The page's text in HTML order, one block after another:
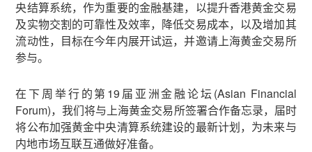
央结算系统，作为重要的金融基建，以提升香港黄金交易
及实物交割的可靠性及效率，降低交易成本，以及增加其
流动性，目标在今年内展开试运，并邀请上海黄金交易所
参与。
在下周举行的第19届亚洲金融论坛(Asian Financial
Forum)，我们将与上海黄金交易所签署合作备忘录，届时
将公布加强黄金中央清算系统建设的最新计划，为未来与
内地市场互联互通做好准备。